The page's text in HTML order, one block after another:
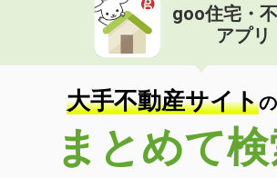
goo住宅・
アプリ
大手不動産サイトの
まとめて検